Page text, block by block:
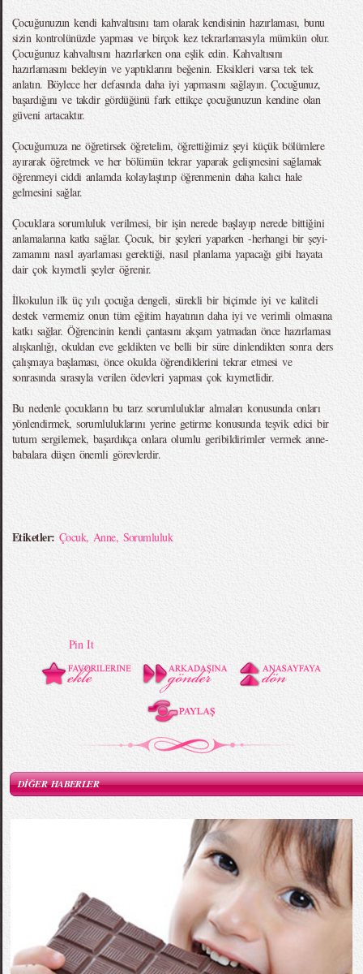
Çocuğunuzun kendi kahvaltısını tam olarak kendisinin hazırlaması, bunu
sizin kontrolünüzde yapması ve birçok kez tekrarlamasıyla mümkün olur.
Çocuğunuz kahvaltısını hazırlarken ona eşlik edin. Kahvaltısını
hazırlamasını bekleyin ve yaptıklarını beğenin. Eksikleri varsa tek tek
anlatın. Böylece her defasında daha iyi yapmasını sağlayın. Çocuğunuz,
başardığını ve takdir gördüğünü fark ettikçe çocuğunuzun kendine olan
güveni artacaktır.
Çocuğumuza ne öğretirsek öğretelim, öğrettiğimiz şeyi küçük bölümlere
ayırarak öğretmek ve her bölümün tekrar yaparak gelişmesini sağlamak
öğrenmeyi ciddi anlamda kolaylaştırıp öğrenmenin daha kalıcı hale
gelmesini sağlar.
Çocuklara sorumluluk verilmesi, bir işin nerede başlayıp nerede bittiğini
anlamalarına katkı sağlar. Çocuk, bir şeyleri yaparken -herhangi bir şeyi-
zamanını nasıl ayarlaması gerektiği, nasıl planlama yapacağı gibi hayata
dair çok kıymetli şeyler öğrenir.
İlkokulun ilk üç yılı çocuğa dengeli, sürekli bir biçimde iyi ve kaliteli
destek vermemiz onun tüm eğitim hayatının daha iyi ve verimli olmasına
katkı sağlar. Öğrencinin kendi çantasını akşam yatmadan önce hazırlaması
alışkanlığı, okuldan eve geldikten ve belli bir süre dinlendikten sonra ders
çalışmaya başlaması, önce okulda öğrendiklerini tekrar etmesi ve
sonrasında sırasıyla verilen ödevleri yapması çok kıymetlidir.
Bu nedenle çocukların bu tarz sorumluluklar almaları konusunda onları
yönlendirmek, sorumluluklarını yerine getirme konusunda teşvik edici bir
tutum sergilemek, başardıkça onlara olumlu geribildirimler vermek anne-
babalara düşen önemli görevlerdir.
Etiketler: Çocuk, Anne, Sorumluluk
Pin It
DİĞER HABERLER